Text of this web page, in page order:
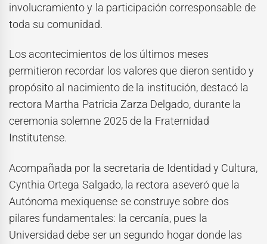
involucramiento y la participación corresponsable de
toda su comunidad.
Los acontecimientos de los últimos meses
permitieron recordar los valores que dieron sentido y
propósito al nacimiento de la institución, destacó la
rectora Martha Patricia Zarza Delgado, durante la
ceremonia solemne 2025 de la Fraternidad
Institutense.
Acompañada por la secretaria de Identidad y Cultura,
Cynthia Ortega Salgado, la rectora aseveró que la
Autónoma mexiquense se construye sobre dos
pilares fundamentales: la cercanía, pues la
Universidad debe ser un segundo hogar donde las